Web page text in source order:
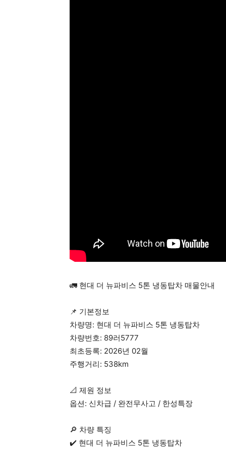
🚛 현대 더 뉴파비스 5톤 냉동탑차 매물안내
📌 기본정보
차량명: 현대 더 뉴파비스 5톤 냉동탑차
차량번호: 89러5777
최초등록: 2026년 02월
주행거리: 538km
📐 제원 정보
옵션: 신차급 / 완전무사고 / 한성특장
🔎 차량 특징
✔️ 현대 더 뉴파비스 5톤 냉동탑차